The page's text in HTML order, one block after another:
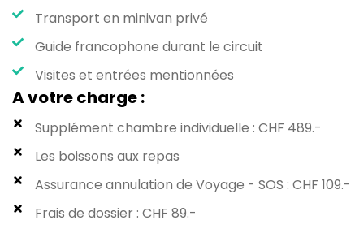
Transport en minivan privé
Guide francophone durant le circuit
Visites et entrées mentionnées
A votre charge :
Supplément chambre individuelle : CHF 489.-
Les boissons aux repas
Assurance annulation de Voyage - SOS : CHF 109.-
Frais de dossier : CHF 89.-